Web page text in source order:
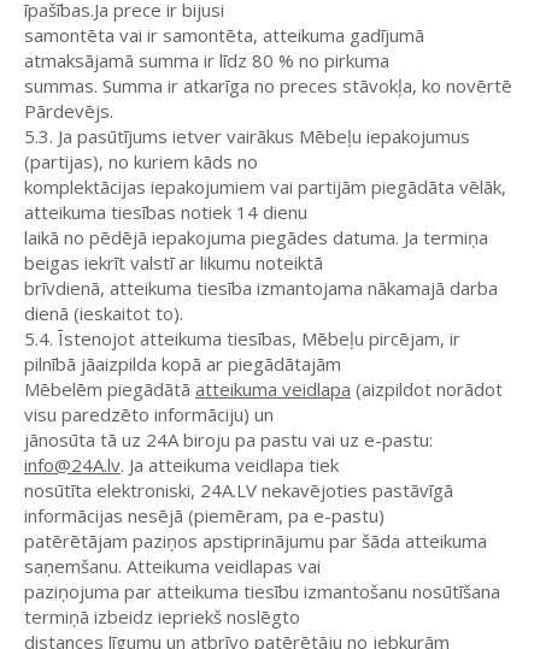
īpašības.Ja prece ir bijusi
samontēta vai ir samontēta, atteikuma gadījumā
atmaksājamā summa ir līdz 80 % no pirkuma
summas. Summa ir atkarīga no preces stāvokļa, ko novērtē
Pārdevējs.
5.3. Ja pasūtījums ietver vairākus Mēbeļu iepakojumus
(partijas), no kuriem kāds no
komplektācijas iepakojumiem vai partijām piegādāta vēlāk,
atteikuma tiesības notiek 14 dienu
laikā no pēdējā iepakojuma piegādes datuma. Ja termiņa
beigas iekrīt valstī ar likumu noteiktā
brīvdienā, atteikuma tiesība izmantojama nākamajā darba
dienā (ieskaitot to).
5.4. Īstenojot atteikuma tiesības, Mēbeļu pircējam, ir
pilnībā jāaizpilda kopā ar piegādātajām
Mēbelēm piegādātā atteikuma veidlapa (aizpildot norādot
visu paredzēto informāciju) un
jānosūta tā uz 24A biroju pa pastu vai uz e-pastu:
info@24A.lv. Ja atteikuma veidlapa tiek
nosūtīta elektroniski, 24A.LV nekavējoties pastāvīgā
informācijas nesējā (piemēram, pa e-pastu)
patērētājam paziņos apstiprinājumu par šāda atteikuma
saņemšanu. Atteikuma veidlapas vai
paziņojuma par atteikuma tiesību izmantošanu nosūtīšana
termiņā izbeidz iepriekš noslēgto
distances līgumu un atbrīvo patērētāju no jebkurām